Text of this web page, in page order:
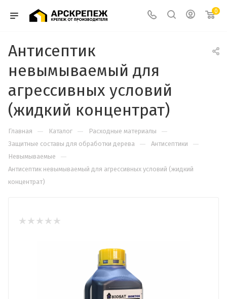
0
Антисептик
невымываемый для
агрессивных условий
(жидкий концентрат)
Главная — Каталог — Расходные материалы —
Защитные составы для обработки дерева — Антисептики —
Невымываемые —
Антисептик невымываемый для агрессивных условий (жидкий
концентрат)